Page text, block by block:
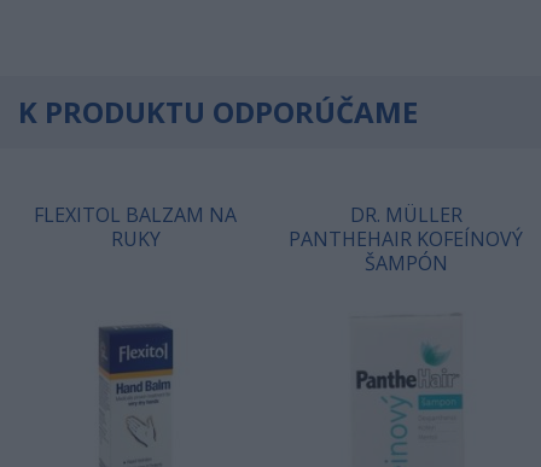
K PRODUKTU ODPORÚČAME
FLEXITOL BALZAM NA
RUKY
DR. MÜLLER
PANTHEHAIR KOFEÍNOVÝ
ŠAMPÓN